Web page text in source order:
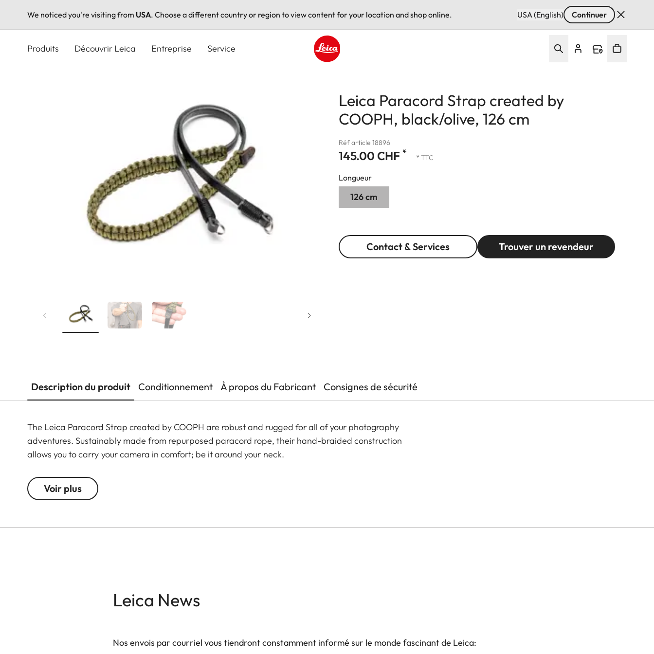
We noticed you're visiting from USA. Choose a different country or region to view content for your location and shop online. USA (English) Continuer
Produits Découvrir Leica Entreprise Service
Leica Paracord Strap created by
COOPH, black/olive, 126 cm
Réf article 18896
145.00 CHF * * TTC
Longueur
126 cm
Contact & Services Trouver un revendeur
Description du produit Conditionnement À propos du Fabricant Consignes de sécurité
The Leica Paracord Strap created by COOPH are robust and rugged for all of your photography
adventures. Sustainably made from repurposed paracord rope, their hand-braided construction
allows you to carry your camera in comfort; be it around your neck.
Voir plus
Leica News
Nos envois par courriel vous tiendront constamment informé sur le monde fascinant de Leica: